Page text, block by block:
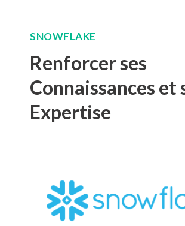
SNOWFLAKE
Renforcer ses
Connaissances et
Expertise